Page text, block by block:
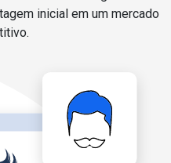
inicial em um mercado